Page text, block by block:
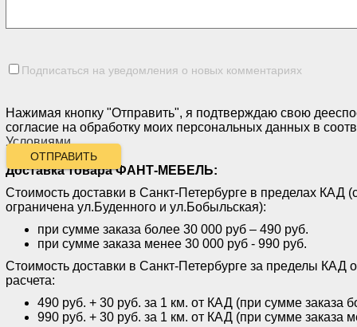
Подписаться на уведомления о новых комментариях
Нажимая кнопку "Отправить", я подтверждаю свою
согласие на обработку моих персональных данных в
Условиями.
ОТПРАВИТЬ
Доставка товара ФАНТ-МЕБЕЛЬ:
Стоимость доставки в Санкт-Петербурге в пределах КАД
ограничена ул.Буденного и ул.Бобыльская):
при сумме заказа более 30 000 руб – 490 руб.
при сумме заказа менее 30 000 руб - 990 руб.
Стоимость доставки в Санкт-Петербурге за пределы КАД
расчета:
490 руб. + 30 руб. за 1 км. от КАД (при сумме заказа
990 руб. + 30 руб. за 1 км. от КАД (при сумме заказа